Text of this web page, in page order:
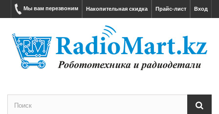
Вход
Прайс-лист
Накопительная скидка
Мы вам перезвоним